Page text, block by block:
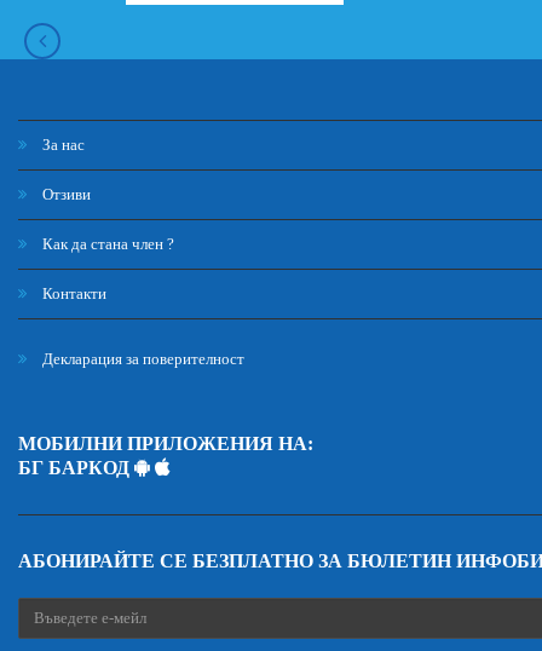
За нас
Отзиви
Как да стана член ?
Контакти
Декларация за поверителност
МОБИЛНИ ПРИЛОЖЕНИЯ НА:
БГ БАРКОД
АБОНИРАЙТЕ СЕ БЕЗПЛАТНО ЗА БЮЛЕТИН